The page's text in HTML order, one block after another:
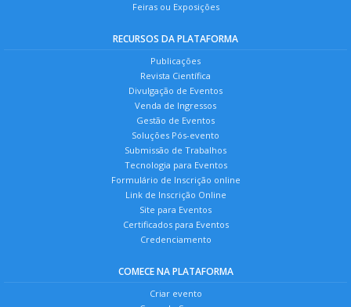
Feiras ou Exposições
RECURSOS DA PLATAFORMA
Publicações
Revista Científica
Divulgação de Eventos
Venda de Ingressos
Gestão de Eventos
Soluções Pós-evento
Submissão de Trabalhos
Tecnologia para Eventos
Formulário de Inscrição online
Link de Inscrição Online
Site para Eventos
Certificados para Eventos
Credenciamento
COMECE NA PLATAFORMA
Criar evento